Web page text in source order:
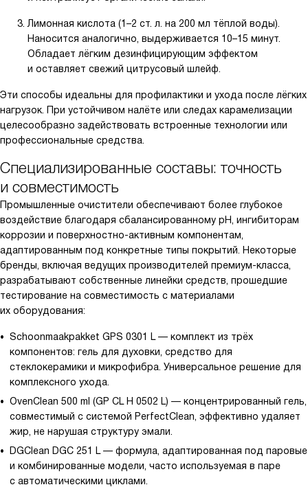
Лимонная кислота (1–2 ст. л. на 200 мл тёплой воды).
Наносится аналогично, выдерживается 10–15 минут.
Обладает лёгким дезинфицирующим эффектом
и оставляет свежий цитрусовый шлейф.
Эти способы идеальны для профилактики и ухода после лёгких
нагрузок. При устойчивом налёте или следах карамелизации
целесообразно задействовать встроенные технологии или
профессиональные средства.
Специализированные составы: точность
и совместимость
Промышленные очистители обеспечивают более глубокое
воздействие благодаря сбалансированному pH, ингибиторам
коррозии и поверхностно-активным компонентам,
адаптированным под конкретные типы покрытий. Некоторые
бренды, включая ведущих производителей премиум-класса,
разрабатывают собственные линейки средств, прошедшие
тестирование на совместимость с материалами
их оборудования:
Schoonmaakpakket GPS 0301 L — комплект из трёх
компонентов: гель для духовки, средство для
стеклокерамики и микрофибра. Универсальное решение для
комплексного ухода.
OvenClean 500 ml (GP CL H 0502 L) — концентрированный гель,
совместимый с системой PerfectClean, эффективно удаляет
жир, не нарушая структуру эмали.
DGClean DGC 251 L — формула, адаптированная под паровые
и комбинированные модели, часто используемая в паре
с автоматическими циклами.